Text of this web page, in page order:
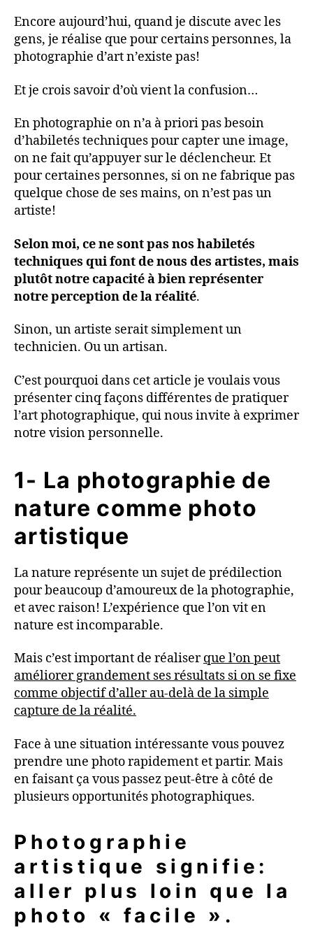
Encore aujourd’hui, quand je discute avec les
gens, je réalise que pour certains personnes, la
photographie d’art n’existe pas!
Et je crois savoir d’où vient la confusion…
En photographie on n’a à priori pas besoin
d’habiletés techniques pour capter une image,
on ne fait qu’appuyer sur le déclencheur. Et
pour certaines personnes, si on ne fabrique pas
quelque chose de ses mains, on n’est pas un
artiste!
Selon moi, ce ne sont pas nos habiletés
techniques qui font de nous des artistes, mais
plutôt notre capacité à bien représenter
notre perception de la réalité.
Sinon, un artiste serait simplement un
technicien. Ou un artisan.
C’est pourquoi dans cet article je voulais vous
présenter cinq façons différentes de pratiquer
l’art photographique, qui nous invite à exprimer
notre vision personnelle.
1- La photographie de
nature comme photo
artistique
La nature représente un sujet de prédilection
pour beaucoup d’amoureux de la photographie,
et avec raison! L’expérience que l’on vit en
nature est incomparable.
Mais c’est important de réaliserque l’on peut
améliorer grandement ses résultats si on se fixe
comme objectif d’aller au-delà de la simple
capture de la réalité.
Face à une situation intéressante vous pouvez
prendre une photo rapidement et partir. Mais
en faisant ça vous passez peut-être à côté de
plusieurs opportunités photographiques.
Photographie
artistique signifie:
aller plus loin que la
photo « facile ».